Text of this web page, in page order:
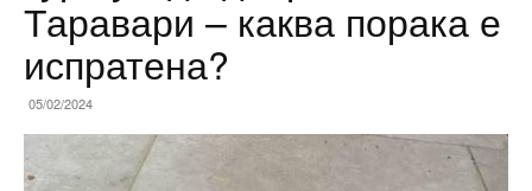
Таравари – каква порака е
испратена?
05/02/2024